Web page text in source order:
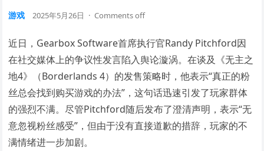
游戏 2025年5月26日 · Comments off
近日，Gearbox Software首席执行官Randy Pitchford因
在社交媒体上的争议性发言陷入舆论漩涡。在谈及《无主之
地4》（Borderlands 4）的发售策略时，他表示“真正的粉
丝总会找到购买游戏的办法”，这句话迅速引发了玩家群体
的强烈不满。尽管Pitchford随后发布了澄清声明，表示“无
意忽视粉丝感受”，但由于没有直接道歉的措辞，玩家的不
满情绪进一步加剧。